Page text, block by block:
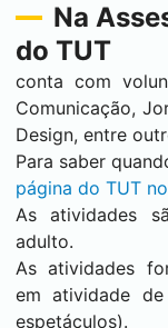
Na
do TUT
conta com
Comunicação,
Design, entre
Para saber
página do TUT
As atividades
adulto.
As atividades
em atividade
espetáculos).